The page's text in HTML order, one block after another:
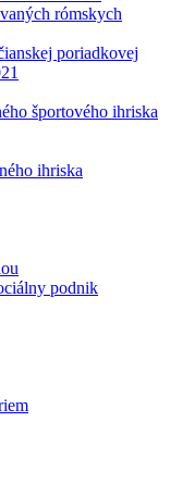
rómskych
poriadkovej
športového ihriska
ihriska
podnik